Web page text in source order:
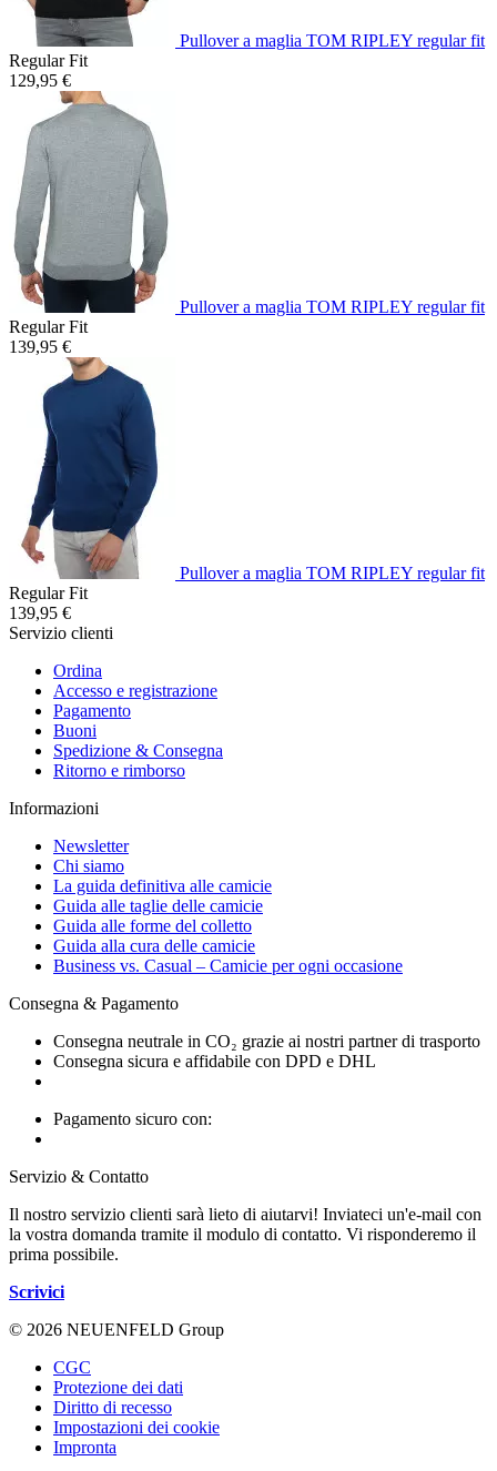
Pullover a maglia TOM RIPLEY regular fit
Regular Fit
129,95 €
Pullover a maglia TOM RIPLEY regular fit
Regular Fit
139,95 €
Pullover a maglia TOM RIPLEY regular fit
Regular Fit
139,95 €
Servizio clienti
Ordina
Accesso e registrazione
Pagamento
Buoni
Spedizione & Consegna
Ritorno e rimborso
Informazioni
Newsletter
Chi siamo
La guida definitiva alle camicie
Guida alle taglie delle camicie
Guida alle forme del colletto
Guida alla cura delle camicie
Business vs. Casual – Camicie per ogni occasione
Consegna & Pagamento
Consegna neutrale in CO₂ grazie ai nostri partner di trasporto
Consegna sicura e affidabile con DPD e DHL
Pagamento sicuro con:
Servizio & Contatto
Il nostro servizio clienti sarà lieto di aiutarvi! Inviateci un'e-mail con
la vostra domanda tramite il modulo di contatto. Vi risponderemo il
prima possibile.
Scrivici
© 2026 NEUENFELD Group
CGC
Protezione dei dati
Diritto di recesso
Impostazioni dei cookie
Impronta